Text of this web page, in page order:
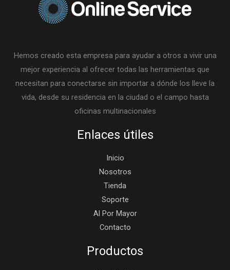
Hemos creado esta empresa para ayudar a otros a vivir una
mejor experiencia al ofrecer todas las herramientas que
necesitan para conectarse sin importar a dónde los lleve la
vida, desde su residencia en la ciudad o el campo hasta
oficinas multinacionales
Enlaces útiles
Inicio
Nosotros
Tienda
Soporte
Al Por Mayor
Contacto
Productos